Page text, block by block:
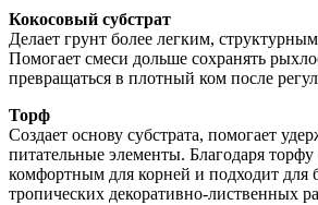
Кокосовый субстрат
Делает грунт более легким,
Помогает смеси дольше сохранять
превращаться в плотный ком после
Торф
Создает основу субстрата, помогает
питательные элементы. Благодаря торфу
комфортным для корней и подходит для
тропических декоративно-лиственных